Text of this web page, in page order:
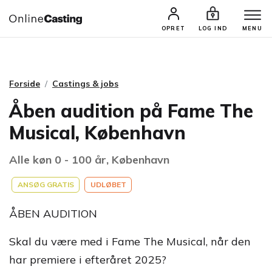
OPRET LOG IND MENU
CASTINGS & JOBS SØG PROFIL
Forside Castings & jobs
Åben audition på Fame The
Musical, København
Alle køn 0 - 100 år, København
ANSØG GRATIS UDLØBET
ÅBEN AUDITION
Skal du være med i Fame The Musical, når den
har premiere i efteråret 2025?